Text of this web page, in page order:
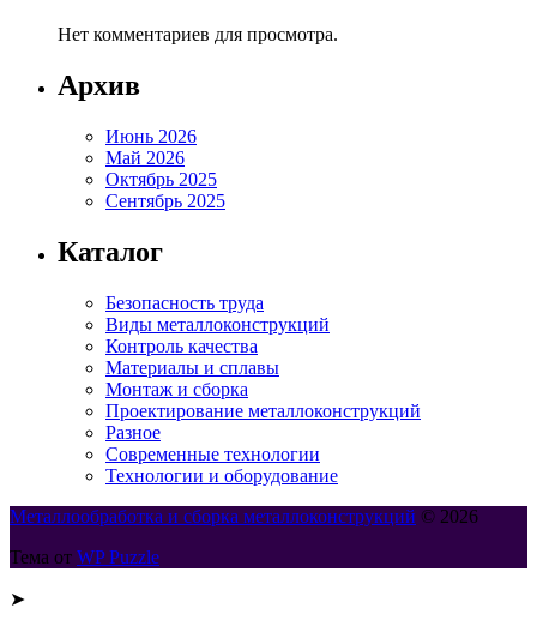
Нет комментариев для просмотра.
Архив
Июнь 2026
Май 2026
Октябрь 2025
Сентябрь 2025
Каталог
Безопасность труда
Виды металлоконструкций
Контроль качества
Материалы и сплавы
Монтаж и сборка
Проектирование металлоконструкций
Разное
Современные технологии
Технологии и оборудование
Металлообработка и сборка металлоконструкций © 2026
Тема от WP Puzzle
➤